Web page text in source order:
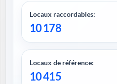
Locaux raccordables:
10 178
Locaux de référence:
10 415